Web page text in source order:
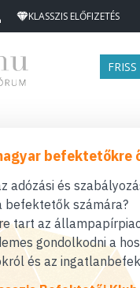
KLASSZIS ELŐFIZETÉS
FRISS
befektetőkre
adózási és
befektetők számára?
tart az
gondolkodni a
és az